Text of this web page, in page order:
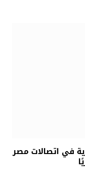
في اتصالات مصر